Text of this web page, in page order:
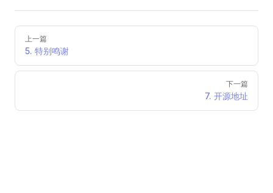
Pager
上一篇
5. 特别鸣谢
下一篇
7. 开源地址